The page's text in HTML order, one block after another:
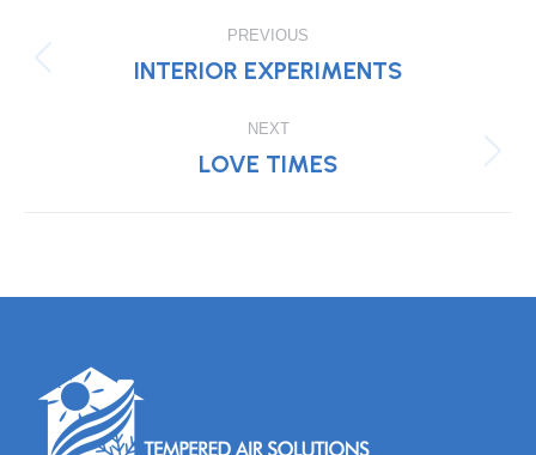
NAVIGATION
PREVIOUS
Previous
INTERIOR EXPERIMENTS
NEXT
Next
LOVE TIMES